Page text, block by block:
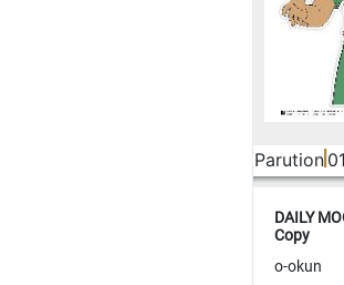
Parution
DAILY
Copy
o-okun